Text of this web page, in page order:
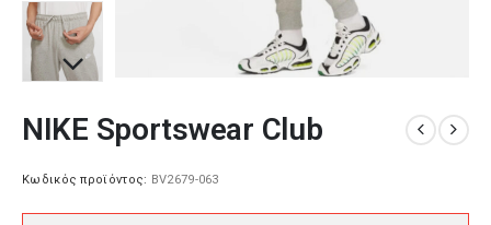
NIKE Sportswear Club
Κωδικός προϊόντος: BV2679-063